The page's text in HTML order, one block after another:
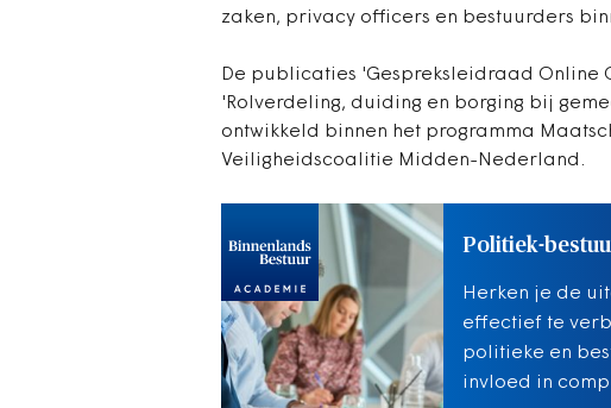
zaken, privacy officers en bestuurders
De publicaties 'Gespreksleidraad Online
'Rolverdeling, duiding en borging bij
ontwikkeld binnen het programma
Veiligheidscoalitie Midden-Nederland.
Politiek-
Herken je de
effectief te
politieke en
invloed in